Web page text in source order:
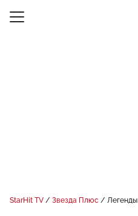
StarHit TV Звезда Плюс